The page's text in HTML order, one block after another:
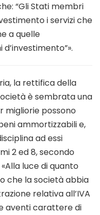
“Gli Stati membri
i servizi che
a quelle
la rettifica della
è sembrata una
migliorie possono
ammortizzabili e,
ad essi
2 ed 8, secondo
«Alla luce di quanto
che la società abbia
relativa all’IVA
aventi carattere di